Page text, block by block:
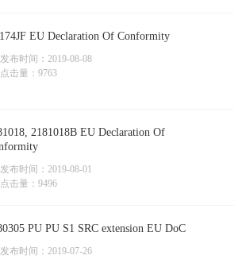
EU Declaration Of Conformity
发布时间：2019-08-08
点击量：9763
2181018B EU Declaration Of
发布时间：2019-08-01
点击量：9496
PU PU S1 SRC extension EU DoC
发布时间：2019-07-26